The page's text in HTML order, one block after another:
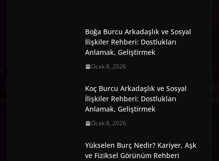
Boğa Burcu Arkadaşlık ve Sosyal
İlişkiler Rehberi: Dostlukları
Anlamak, Geliştirmek
Ocak 8, 2026
Koç Burcu Arkadaşlık ve Sosyal
İlişkiler Rehberi: Dostlukları
Anlamak, Geliştirmek
Ocak 8, 2026
Yükselen Burç Nedir? Kariyer, Aşk
ve Fiziksel Görünüm Rehberi